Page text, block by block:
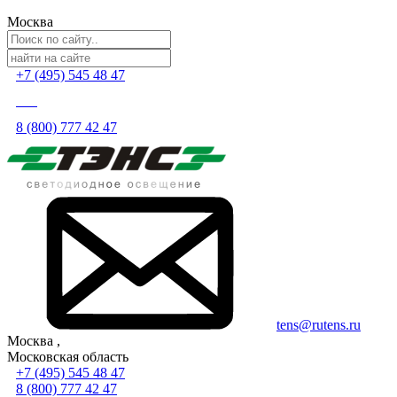
Москва
+7 (495) 545 48 47
8 (800) 777 42 47
tens@rutens.ru
Москва ,
Московская область
+7 (495) 545 48 47
8 (800) 777 42 47